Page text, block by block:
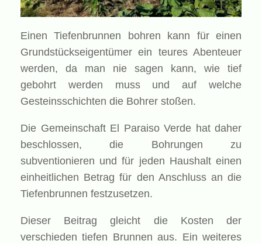
Einen Tiefenbrunnen bohren kann für einen
Grundstückseigentümer ein teures Abenteuer
werden, da man nie sagen kann, wie tief
gebohrt werden muss und auf welche
Gesteinsschichten die Bohrer stoßen.
Die Gemeinschaft El Paraiso Verde hat daher
beschlossen, die Bohrungen zu
subventionieren und für jeden Haushalt einen
einheitlichen Betrag für den Anschluss an die
Tiefenbrunnen festzusetzen.
Dieser Beitrag gleicht die Kosten der
verschieden tiefen Brunnen aus. Ein weiteres